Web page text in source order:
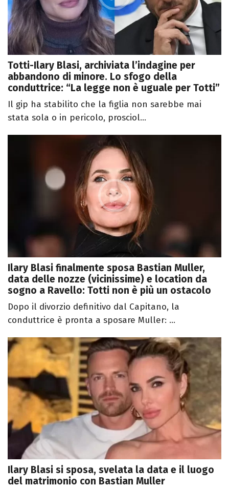
Totti-Ilary Blasi, archiviata l’indagine per
abbandono di minore. Lo sfogo della
conduttrice: “La legge non è uguale per Totti”
Il gip ha stabilito che la figlia non sarebbe mai
stata sola o in pericolo, prosciol...
Ilary Blasi finalmente sposa Bastian Muller,
data delle nozze (vicinissime) e location da
sogno a Ravello: Totti non è più un ostacolo
Dopo il divorzio definitivo dal Capitano, la
conduttrice è pronta a sposare Muller: ...
Ilary Blasi si sposa, svelata la data e il luogo
del matrimonio con Bastian Muller